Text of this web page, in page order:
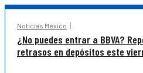
Noticias México
¿No puedes entrar a BBVA?
retrasos en depósitos este